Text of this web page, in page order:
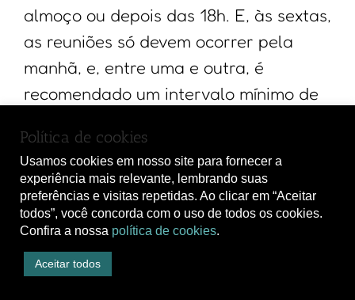
almoço ou depois das 18h. E, às sextas,
as reuniões só devem ocorrer pela
manhã, e, entre uma e outra, é
recomendado um intervalo mínimo de
“A saúde do colaborador é
fundamental para a saúde da
empresa”, crava Ana Paula Franzoti,
diretora de Desenvolvimento
Organizacional e Cultura da gigante
Política de cookies
Usamos cookies em nosso site para fornecer a
experiência mais relevante, lembrando suas
preferências e visitas repetidas. Ao clicar em “Aceitar
todos”, você concorda com o uso de todos os cookies.
Confira a nossa política de cookies.
Aceitar todos